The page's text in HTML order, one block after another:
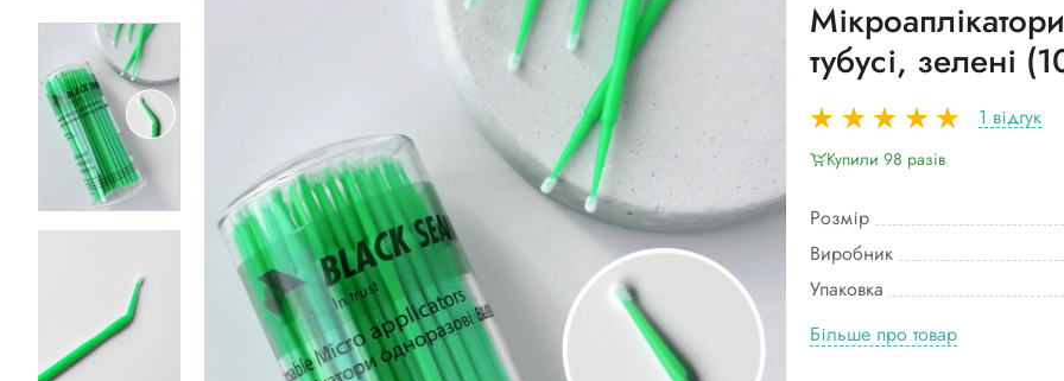
тубусі, зелені
1 відгук
Купили 98 разiв
Розмір
Виробник
Упаковка
Більше про товар